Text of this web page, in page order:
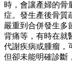
時，會讓產婦的骨
症。發生產後骨質
嚴重到合併發生多
背痛等，有時在就
代謝疾病或腫瘤，
但卻未能明確診斷